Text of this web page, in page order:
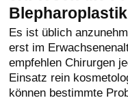
Es ist üblich
erst im
empfehlen Chirurgen
Einsatz rein
können bestimmte